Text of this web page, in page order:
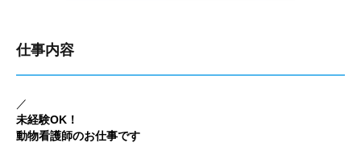
仕事内容
／
未経験OK！
動物看護師のお仕事です